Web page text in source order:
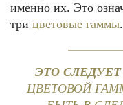
именно их. Это
три цветовые гаммы.
ЭТО СЛЕДУЕТ
ЦВЕТОВОЙ